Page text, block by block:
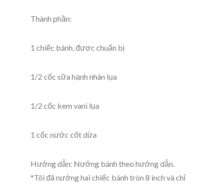
Thành phần:
1 chiếc bánh, được chuẩn bị
1/2 cốc sữa hạnh nhân lụa
1/2 cốc kem vani lụa
1 cốc nước cốt dừa
Hướng dẫn: Nướng bánh theo hướng dẫn.
*Tôi đã nướng hai chiếc bánh tròn 8 inch và chỉ